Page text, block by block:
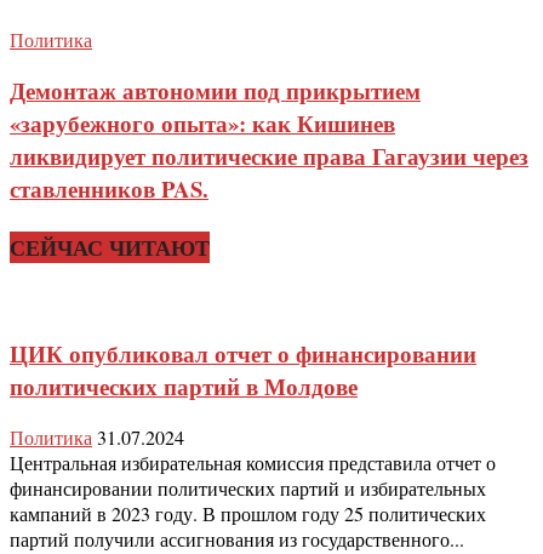
Политика
Демонтаж автономии под прикрытием
«зарубежного опыта»: как Кишинев
ликвидирует политические права Гагаузии через
ставленников PAS.
СЕЙЧАС ЧИТАЮТ
ЦИК опубликовал отчет о финансировании
политических партий в Молдове
Политика31.07.2024
Центральная избирательная комиссия представила отчет о
финансировании политических партий и избирательных
кампаний в 2023 году. В прошлом году 25 политических
партий получили ассигнования из государственного...